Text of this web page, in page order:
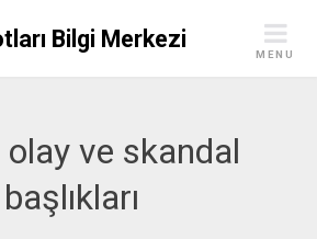
Bilgi Merkezi
MENU
olay ve skandal
başlıkları